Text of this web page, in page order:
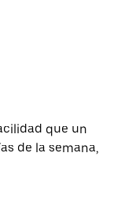
que un
de la semana,